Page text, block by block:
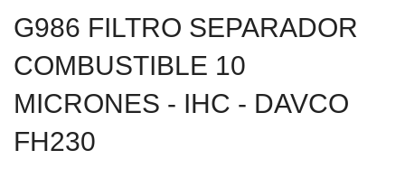
G986 FILTRO SEPARADOR
COMBUSTIBLE 10
MICRONES - IHC - DAVCO
FH230